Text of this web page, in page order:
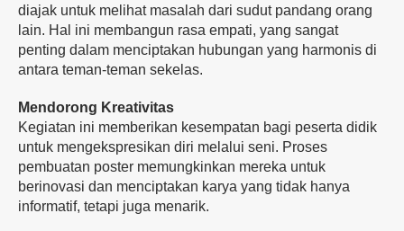
diajak untuk melihat masalah dari sudut pandang orang
lain. Hal ini membangun rasa empati, yang sangat
penting dalam menciptakan hubungan yang harmonis di
antara teman-teman sekelas.
Mendorong Kreativitas
Kegiatan ini memberikan kesempatan bagi peserta didik
untuk mengekspresikan diri melalui seni. Proses
pembuatan poster memungkinkan mereka untuk
berinovasi dan menciptakan karya yang tidak hanya
informatif, tetapi juga menarik.